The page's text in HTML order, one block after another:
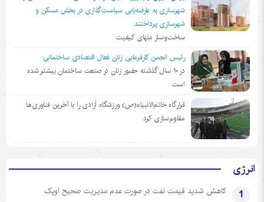
شهرسازی به عارضه‌یابی سیاست‌گذاری در بخش مسکن و
شهرسازی پرداختند
ساخت‌وساز منهای کیفیت
رئیس انجمن کارفرمایی زنان فعال اقتصادی ساختمانی:
در ١٠ سال گذشته حضور زنان در صنعت ساختمان بیشتر شده
است
قرارگاه خاتم‌الانبیاء(ص) ورزشگاه آزادی را با آخرین فناوری‌ها
مقاوم‌سازی کرد
انرژی
1 کاهش شدید قیمت نفت در صورت عدم مدیریت صحیح اوپک